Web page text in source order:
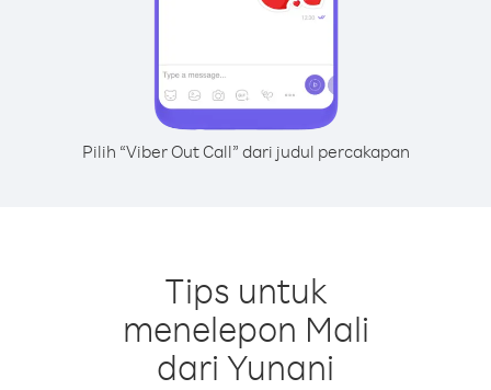
Pilih “Viber Out Call” dari judul percakapan
Tips untuk
menelepon Mali
dari Yunani